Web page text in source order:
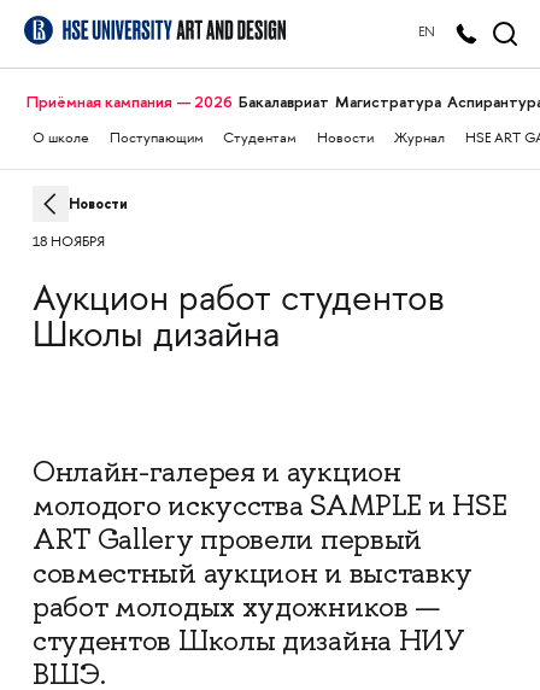
EN
Приёмная кампания — 2026 Бакалавриат Магистратура
О школе Поступающим Студентам Новости Журнал HSE ART
Новости
18 НОЯБРЯ
Аукцион работ студентов
Школы дизайна
Онлайн-галерея и аукцион
молодого искусства SAMPLE и HSE
ART Gallery провели первый
совместный аукцион и выставку
работ молодых художников —
студентов Школы дизайна НИУ
ВШЭ.